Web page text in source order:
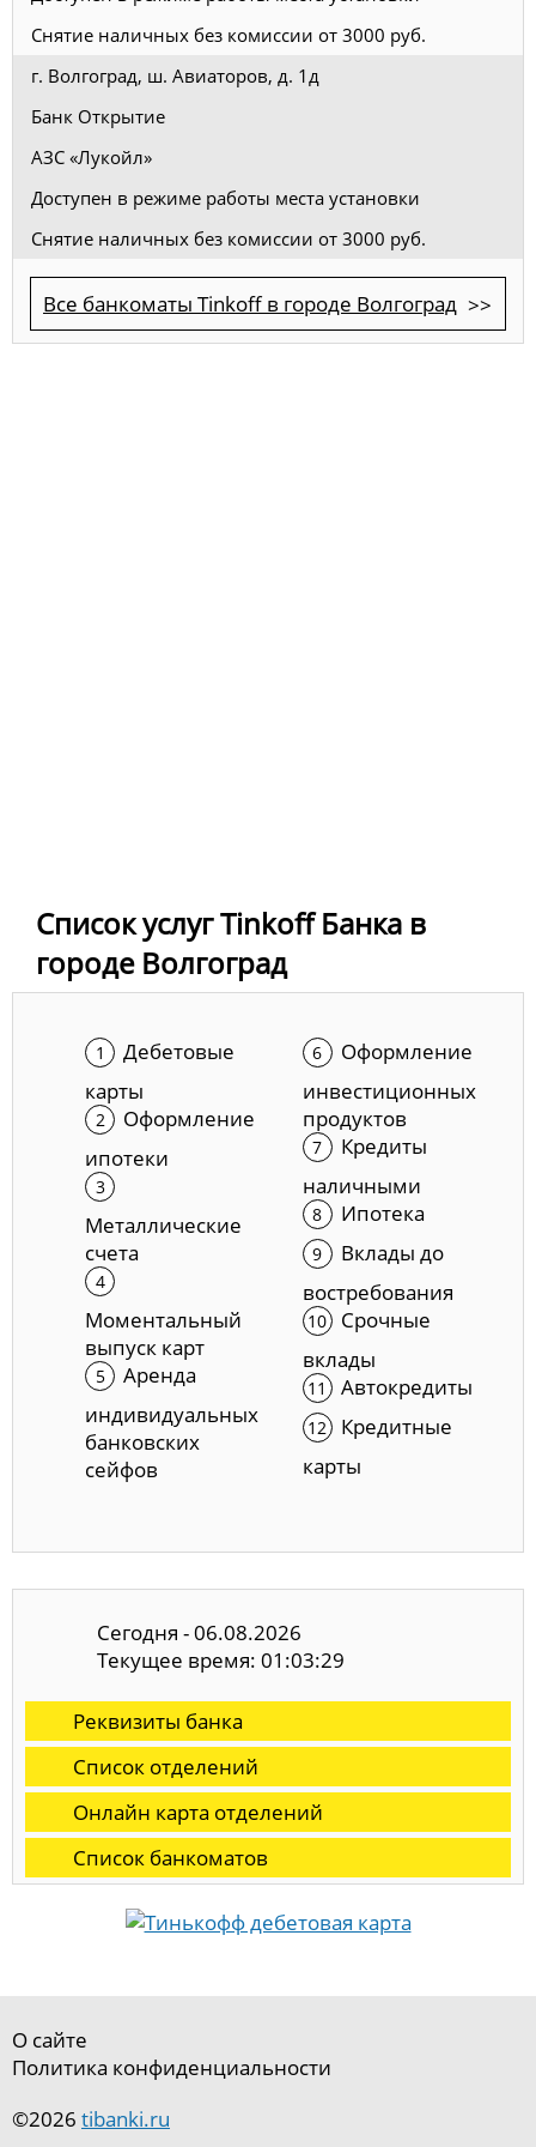
Снятие наличных без комиссии от 3000 руб.
г. Волгоград, ш. Авиаторов, д. 1д
Банк Открытие
АЗС «Лукойл»
Доступен в режиме работы места установки
Снятие наличных без комиссии от 3000 руб.
Все банкоматы Tinkoff в городе Волгоград
Список услуг Tinkoff Банка в
городе Волгоград
Дебетовые
карты
Оформление
ипотеки
Металлические
счета
Моментальный
выпуск карт
Аренда
индивидуальных
банковских
сейфов
Оформление
инвестиционных
продуктов
Кредиты
наличными
Ипотека
Вклады до
востребования
Срочные
вклады
Автокредиты
Кредитные
карты
Сегодня - 06.08.2026
Текущее время: 01:03:30
Реквизиты банка
Список отделений
Онлайн карта отделений
Список банкоматов
О сайте
Политика конфиденциальности
©2026 tibanki.ru